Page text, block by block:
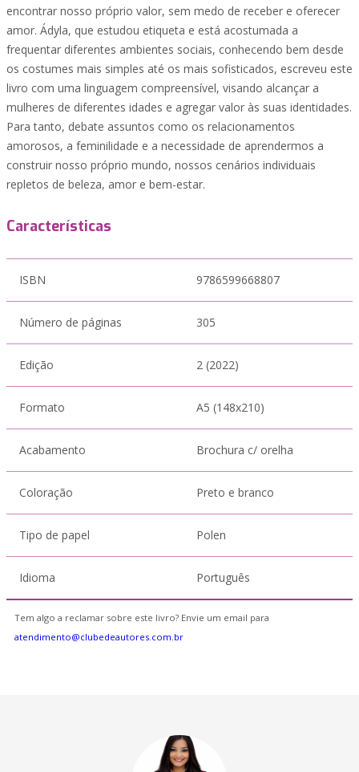
encontrar nosso próprio valor, sem medo de receber e oferecer
amor. Ádyla, que estudou etiqueta e está acostumada a
frequentar diferentes ambientes sociais, conhecendo bem desde
os costumes mais simples até os mais sofisticados, escreveu este
livro com uma linguagem compreensível, visando alcançar a
mulheres de diferentes idades e agregar valor às suas identidades.
Para tanto, debate assuntos como os relacionamentos
amorosos, a feminilidade e a necessidade de aprendermos a
construir nosso próprio mundo, nossos cenários individuais
repletos de beleza, amor e bem-estar.
Características
ISBN 9786599668807
Número de páginas 305
Edição 2 (2022)
Formato A5 (148x210)
Acabamento Brochura c/ orelha
Coloração Preto e branco
Tipo de papel Polen
Idioma Português
Tem algo a reclamar sobre este livro? Envie um email para
atendimento@clubedeautores.com.br